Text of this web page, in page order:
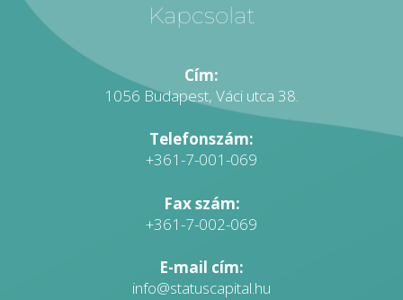
Kapcsolat
Cím:
1056 Budapest, Váci utca 38.
Telefonszám:
+361-7-001-069
Fax szám:
+361-7-002-069
E-mail cím:
info@statuscapital.hu